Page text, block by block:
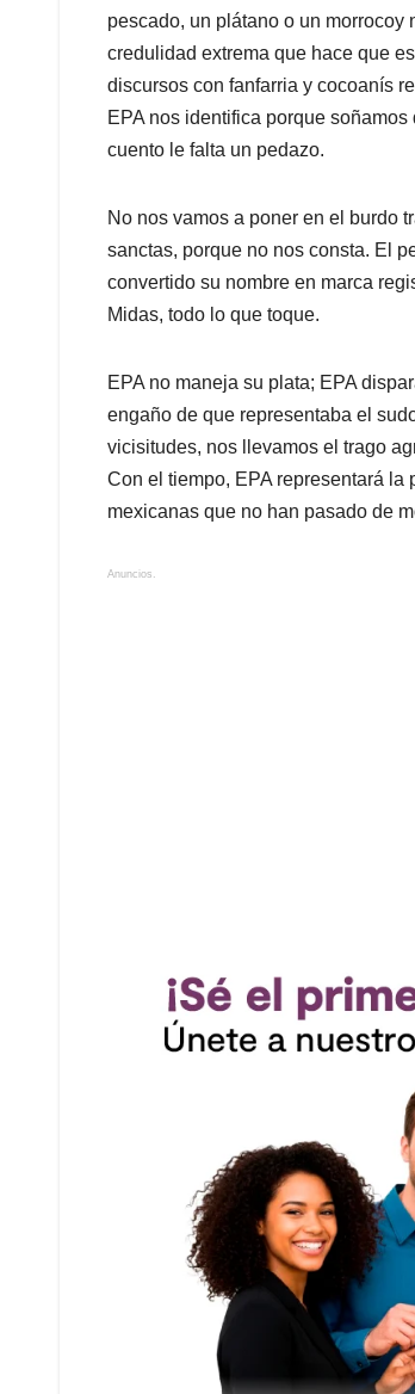
pescado, un plátano o un
credulidad extrema que hace que
discursos con fanfarria y cocoanís
EPA nos identifica porque
cuento le falta un pedazo.
No nos vamos a poner en el burdo
sanctas, porque no nos consta. El
convertido su nombre en marca
Midas, todo lo que toque.
EPA no maneja su plata; EPA
engaño de que representaba el
vicisitudes, nos llevamos el trago
Con el tiempo, EPA representará
mexicanas que no han pasado de
Anuncios.